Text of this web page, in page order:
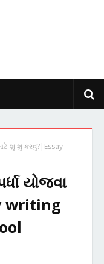
શું શું કરવું?|Essay
યોજવા
writing